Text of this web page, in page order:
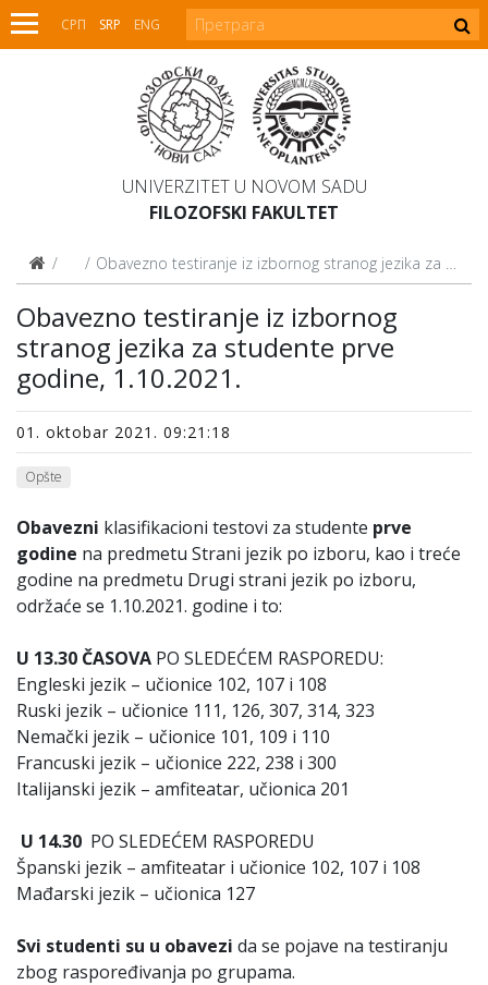
СРП SRP ENG
UNIVERZITET U NOVOM SADU
FILOZOFSKI FAKULTET
VestiObavezno testiranje iz izbornog stranog jezika za studente prve godine, 1.10.2021.
Obavezno testiranje iz izbornog
stranog jezika za studente prve
godine, 1.10.2021.
01. oktobar 2021. 09:21:18
Opšte
Obavezni klasifikacioni testovi za studente prve
godine na predmetu Strani jezik po izboru, kao i treće
godine na predmetu Drugi strani jezik po izboru,
održaće se 1.10.2021. godine i to:
U 13.30 ČASOVA PO SLEDEĆEM RASPOREDU:
Engleski jezik – učionice 102, 107 i 108
Ruski jezik – učionice 111, 126, 307, 314, 323
Nemački jezik – učionice 101, 109 i 110
Francuski jezik – učionice 222, 238 i 300
Italijanski jezik – amfiteatar, učionica 201
U 14.30 PO SLEDEĆEM RASPOREDU
Španski jezik – amfiteatar i učionice 102, 107 i 108
Mađarski jezik – učionica 127
Svi studenti su u obavezi da se pojave na testiranju
zbog raspoređivanja po grupama.